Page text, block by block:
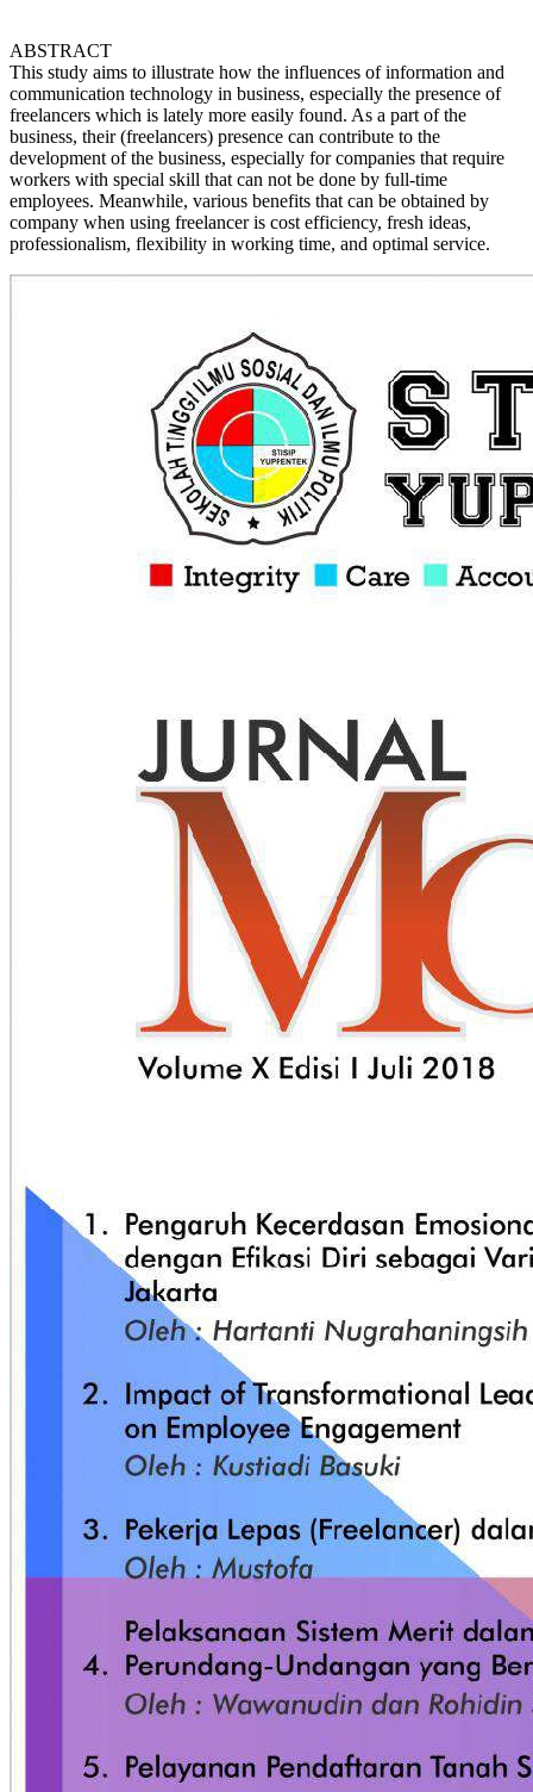
ABSTRACT
This study aims to illustrate how the influences of information and
communication technology in business, especially the presence of
freelancers which is lately more easily found. As a part of the
business, their (freelancers) presence can contribute to the
development of the business, especially for companies that require
workers with special skill that can not be done by full-time
employees. Meanwhile, various benefits that can be obtained by
company when using freelancer is cost efficiency, fresh ideas,
professionalism, flexibility in working time, and optimal service.